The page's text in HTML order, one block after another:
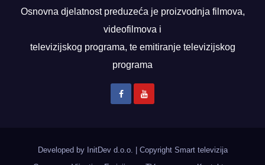
Osnovna djelatnost preduzeća je proizvodnja filmova,
videofilmova i
televizijskog programa, te emitiranje televizijskog
programa
Developed by InitDev d.o.o.
Copyright Smart televizija